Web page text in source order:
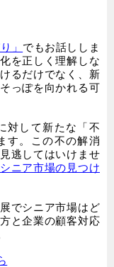
り」 でもお話ししま
を正しく理解しな
るだけでなく、新
っぽを向かれる可
対して新たな「不
す。この不の解消
逃してはいけませ
シニア市場の 見つけ
でシニア市場はど
と企業の顧客対応